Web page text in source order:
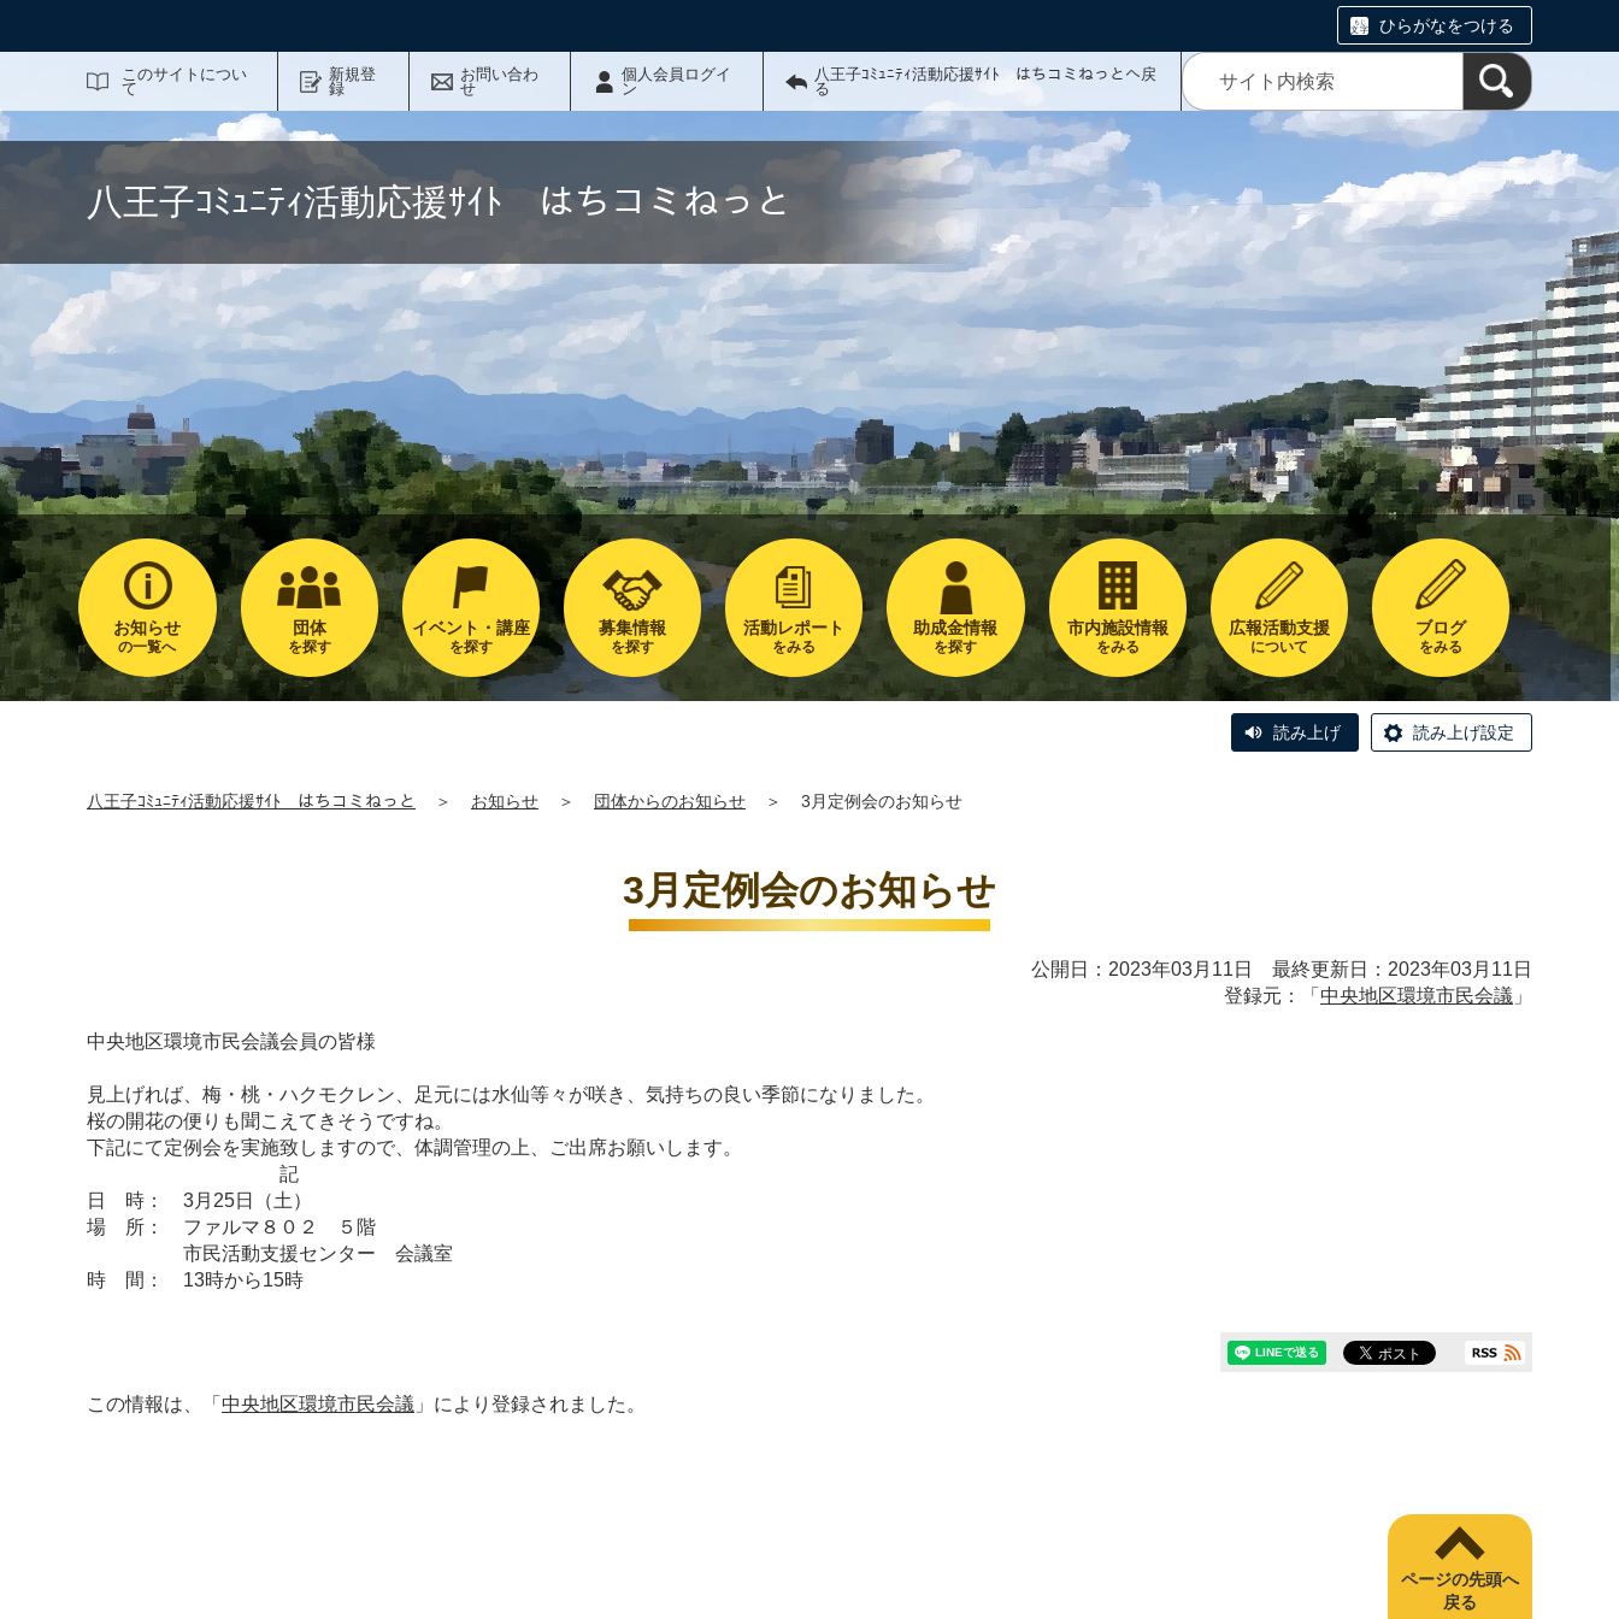
ひらがなをつける
このサイトについ
て
新規登
録
お問い合わ
せ
個人会員ログイ
ン
八王子ｺﾐｭﾆﾃｨ活動応援ｻｲﾄ はちコミねっとへ戻
る
八王子ｺﾐｭﾆﾃｨ活動応援ｻｲﾄ はちコミねっと
お知らせ
の一覧へ
団体
を探す
イベント・講座
を探す
募集情報
を探す
活動レポート
をみる
助成金情報
を探す
市内施設情報
をみる
広報活動支援
について
ブログ
をみる
読み上げ 読み上げ設定
八王子ｺﾐｭﾆﾃｨ活動応援ｻｲﾄ はちコミねっと ＞ お知らせ ＞ 団体からのお知らせ ＞ 3月定例会のお知らせ
3月定例会のお知らせ
公開日：2023年03月11日 最終更新日：2023年03月11日
登録元：「 中央地区環境市民会議 」
中央地区環境市民会議会員の皆様
見上げれば、梅・桃・ハクモクレン、足元には水仙等々が咲き、気持ちの良い季節になりました。
桜の開花の便りも聞こえてきそうですね。
下記にて定例会を実施致しますので、体調管理の上、ご出席お願いします。
記
日 時： 3月25日（土）
場 所： ファルマ８０２ ５階
市民活動支援センター 会議室
時 間： 13時から15時
この情報は、「 中央地区環境市民会議 」により登録されました。
ページの先頭へ
戻る